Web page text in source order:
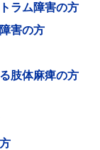
ラム障害の方
害の方
肢体麻痺の方